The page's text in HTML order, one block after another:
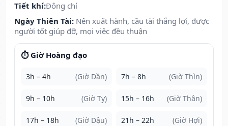
Tiết khí:Đông chí
Ngày Thiên Tài: Nên xuất hành, cầu tài thắng lợi, được
người tốt giúp đỡ, mọi việc đều thuận
⏱️ Giờ Hoàng đạo
3h – 4h (Giờ Dần) 7h – 8h (Giờ Thìn)
9h – 10h (Giờ Tỵ) 15h – 16h (Giờ Thân)
17h – 18h (Giờ Dậu) 21h – 22h (Giờ Hợi)